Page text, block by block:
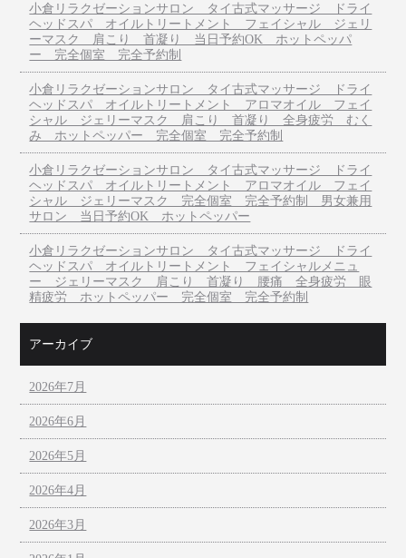
小倉リラクゼーションサロン タイ古式マッサージ ドライ
ヘッドスパ オイルトリートメント フェイシャル ジェリ
ーマスク 肩こり 首凝り 当日予約OK ホットペッパ
ー 完全個室 完全予約制
小倉リラクゼーションサロン タイ古式マッサージ ドライ
ヘッドスパ オイルトリートメント アロマオイル フェイ
シャル ジェリーマスク 肩こり 首凝り 全身疲労 むく
み ホットペッパー 完全個室 完全予約制
小倉リラクゼーションサロン タイ古式マッサージ ドライ
ヘッドスパ オイルトリートメント アロマオイル フェイ
シャル ジェリーマスク 完全個室 完全予約制 男女兼用
サロン 当日予約OK ホットペッパー
小倉リラクゼーションサロン タイ古式マッサージ ドライ
ヘッドスパ オイルトリートメント フェイシャルメニュ
ー ジェリーマスク 肩こり 首凝り 腰痛 全身疲労 眼
精疲労 ホットペッパー 完全個室 完全予約制
アーカイブ
2026年7月
2026年6月
2026年5月
2026年4月
2026年3月